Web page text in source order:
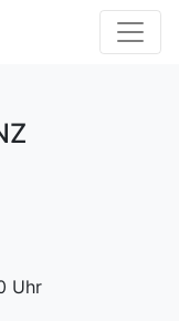
Uhr